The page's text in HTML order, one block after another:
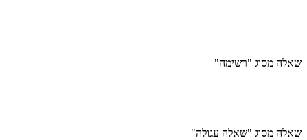
שאלה מסוג "רשימה"
שאלה מסוג "שאלה עגולה"